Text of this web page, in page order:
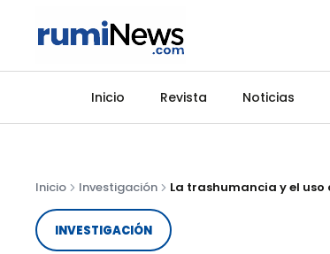
Inicio Revista Noticias
Inicio Investigación
INVESTIGACIÓN